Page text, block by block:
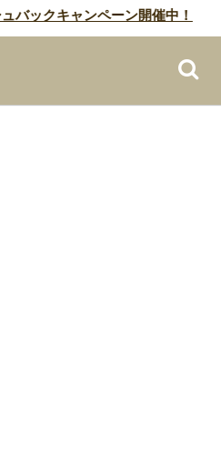
キャンペーン開催中！ 2026